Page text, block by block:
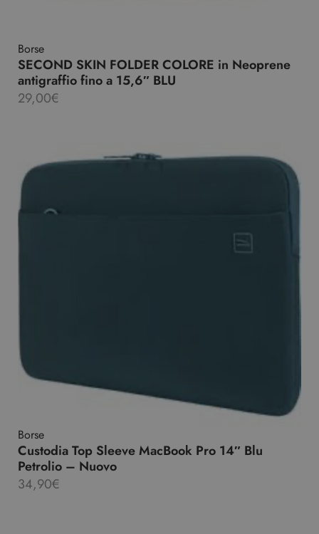
Borse
SECOND SKIN FOLDER COLORE in Neoprene
antigraffio fino a 15,6″ BLU
29,00€
Borse
Custodia Top Sleeve MacBook Pro 14″ Blu
Petrolio – Nuovo
34,90€